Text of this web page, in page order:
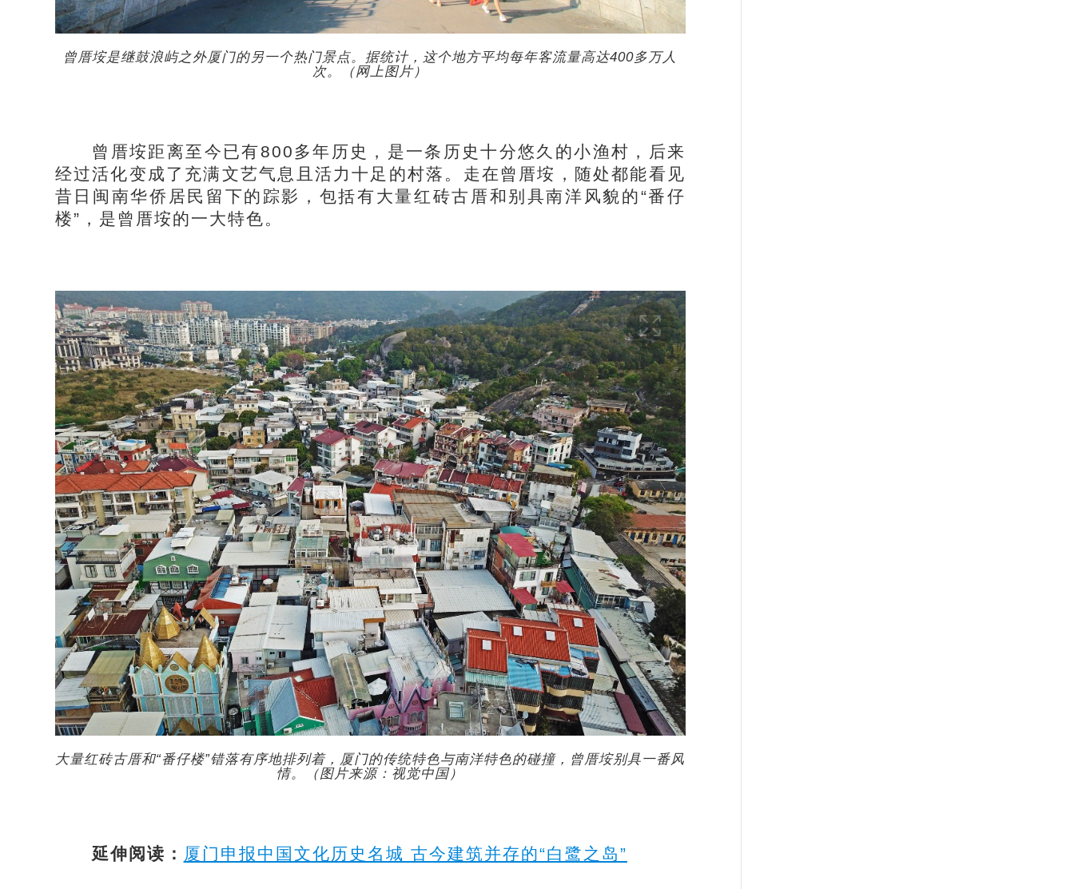
曾厝垵是继鼓浪屿之外厦门的另一个热门景点。据统计，这个地方平均每年客流量高达400多万人
次。（网上图片）
曾厝垵距离至今已有800多年历史，是一条历史十分悠久的小渔村，后来
经过活化变成了充满文艺气息且活力十足的村落。走在曾厝垵，随处都能看见
昔日闽南华侨居民留下的踪影，包括有大量红砖古厝和别具南洋风貌的“番仔
楼”，是曾厝垵的一大特色。
大量红砖古厝和“番仔楼”错落有序地排列着，厦门的传统特色与南洋特色的碰撞，曾厝垵别具一番风
情。（图片来源：视觉中国）
延伸阅读： 厦门申报中国文化历史名城 古今建筑并存的“白鹭之岛”